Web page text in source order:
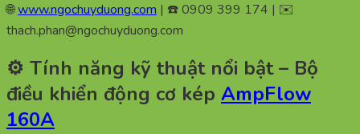
🌐www.ngochuyduong.com | ☎️ 0909 399 174 | ✉️
thach.phan@ngochuyduong.com
⚙️ Tính năng kỹ thuật nổi bật – Bộ
điều khiển động cơ kép AmpFlow
160A